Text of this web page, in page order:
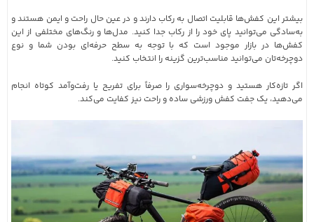
بیشتر این کفش‌ها قابلیت اتصال به رکاب دارند و در عین حال راحت و ایمن هستند و
به‌سادگی می‌توانید پای خود را از رکاب جدا کنید. مدل‌ها و رنگ‌های مختلفی از این
کفش‌ها در بازار موجود است که با توجه به سطح حرفه‌ای بودن شما و نوع
دوچرخه‌تان می‌توانید مناسب‌ترین گزینه را انتخاب کنید.
اگر تازه‌کار هستید و دوچرخه‌سواری را صرفاً برای تفریح یا رفت‌وآمد کوتاه انجام
می‌دهید، یک جفت کفش ورزشی ساده و راحت نیز کفایت می‌کند.